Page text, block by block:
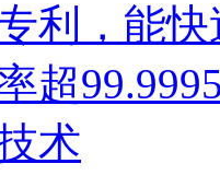
利，能
超
术